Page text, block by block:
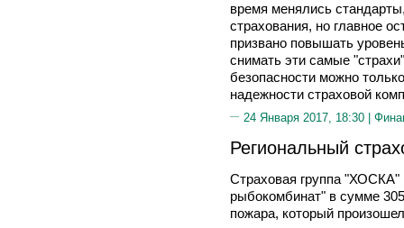
время менялись
страхования, но главное
призвано повышать
снимать эти самые
безопасности можно
надежности страховой
24 Января 2017, 18:30 |
Региональный
Страховая группа
рыбокомбинат" в сумме
пожара, который